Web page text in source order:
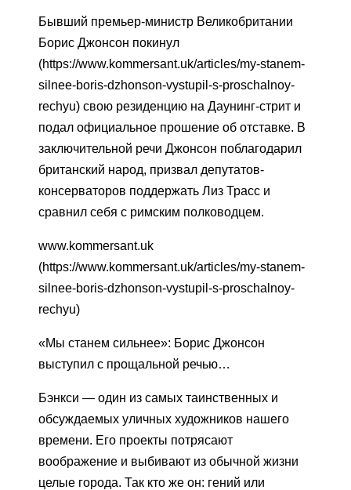
Бывший премьер-министр Великобритании
Борис Джонсон покинул
(https://www.kommersant.uk/articles/my-stanem-
silnee-boris-dzhonson-vystupil-s-proschalnoy-
rechyu) свою резиденцию на Даунинг-стрит и
подал официальное прошение об отставке. В
заключительной речи Джонсон поблагодарил
британский народ, призвал депутатов-
консерваторов поддержать Лиз Трасс и
сравнил себя с римским полководцем.
www.kommersant.uk
(https://www.kommersant.uk/articles/my-stanem-
silnee-boris-dzhonson-vystupil-s-proschalnoy-
rechyu)
«Мы станем сильнее»: Борис Джонсон
выступил с прощальной речью…
Бэнкси — один из самых таинственных и
обсуждаемых уличных художников нашего
времени. Его проекты потрясают
воображение и выбивают из обычной жизни
целые города. Так кто же он: гений или